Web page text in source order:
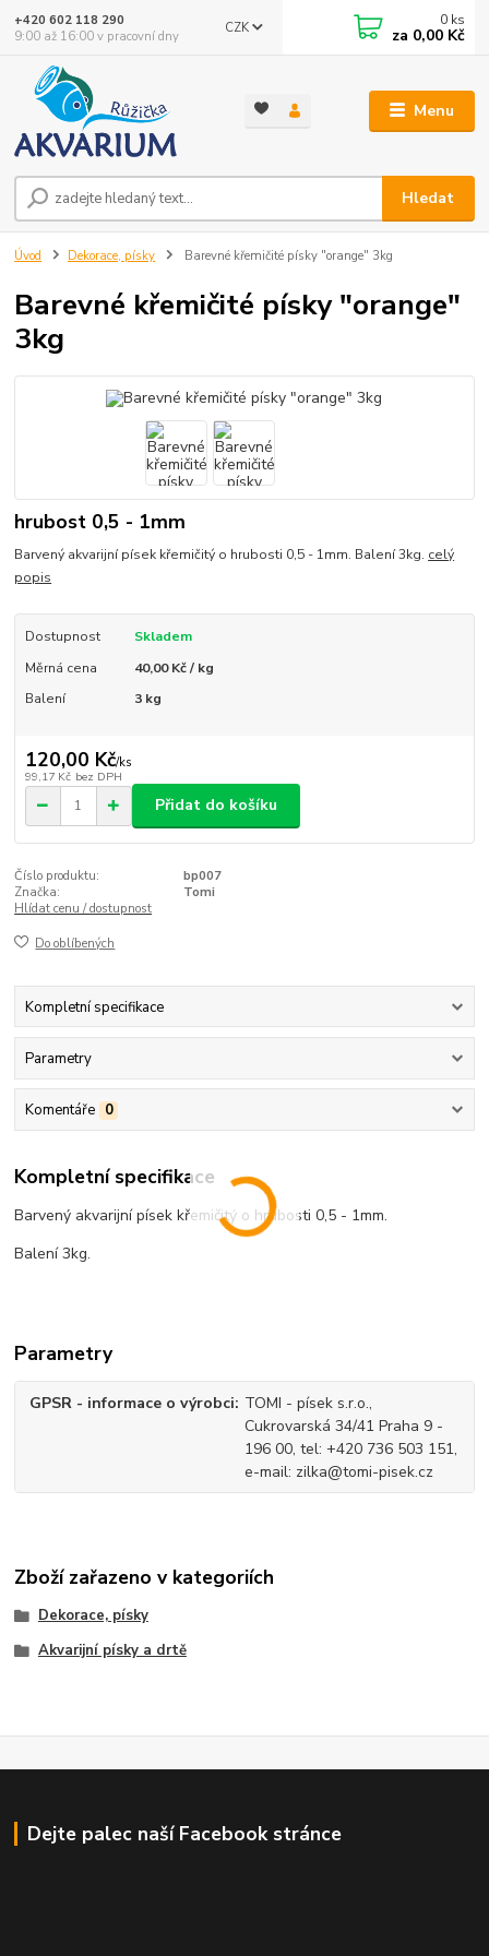
Menu
CZK
Hledat
+420 602 118 290
9:00 až 16:00 v pracovní dny
0 ks
za 0,00 Kč
Úvod Dekorace, písky Barevné křemičité písky "orange" 3kg
Barevné křemičité písky "orange"
3kg
hrubost 0,5 - 1mm
Barvený akvarijní písek křemičitý o hrubosti 0,5 - 1mm. Balení 3kg. celý
popis
Dostupnost
Skladem
Měrná cena
40,00 Kč / kg
Balení
3 kg
120,00 Kč/ks
99,17 Kč bez DPH
Přidat do košíku
Číslo produktu:
bp007
Značka:
Tomi
Hlídat cenu / dostupnost
Do oblíbených
Kompletní specifikace
Parametry
Komentáře 0
Kompletní specifikace
Barvený akvarijní písek křemičitý o hrubosti 0,5 - 1mm.
Balení 3kg.
Parametry
GPSR - informace o výrobci TOMI - písek s.r.o.,
Cukrovarská 34/41 Praha 9 -
196 00, tel: +420 736 503 151,
e-mail: zilka@tomi-pisek.cz
Zboží zařazeno v kategoriích
Dekorace, písky
Akvarijní písky a drtě
Dejte palec naší Facebook stránce